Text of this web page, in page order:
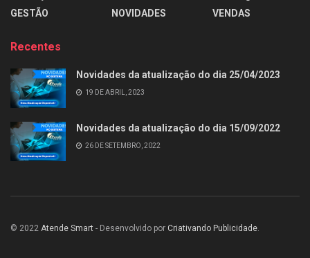
GESTÃO
NOVIDADES
VENDAS
Recentes
Novidades da atualização do dia 25/04/2023
19 DE ABRIL, 2023
Novidades da atualização do dia 15/09/2022
26 DE SETEMBRO, 2022
© 2022 Atende Smart - Desenvolvido por Criativando Publicidade.